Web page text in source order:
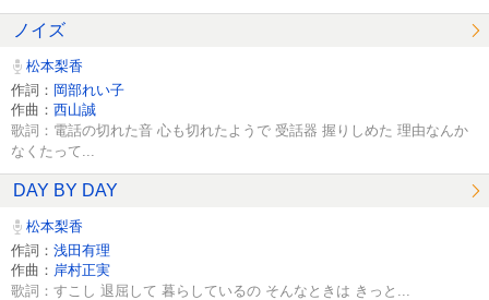
ノイズ
松本梨香
作詞： 岡部れい子
作曲： 西山誠
歌詞：電話の切れた音 心も切れたようで 受話器 握りしめた 理由なんか
なくたって...
DAY BY DAY
松本梨香
作詞： 浅田有理
作曲： 岸村正実
歌詞：すこし 退屈して 暮らしているの そんなときは きっと...